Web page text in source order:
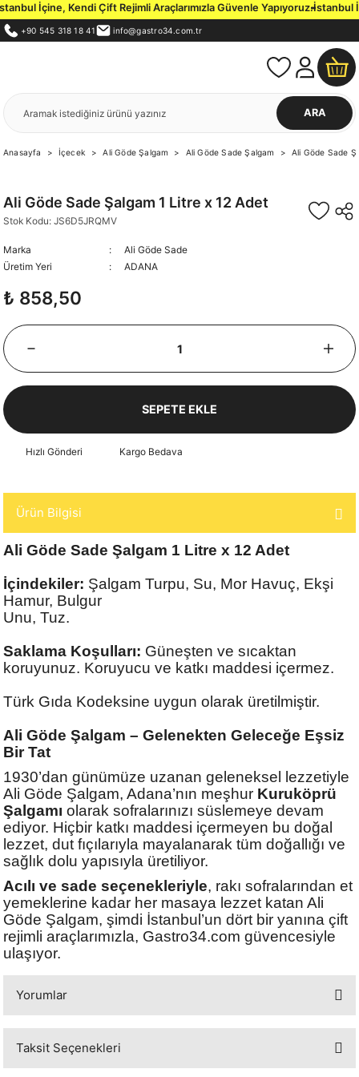
İçine, Kendi Çift Rejimli Araçlarımızla Güvenle Yapıyoruz.İstanbul İçi
+90 545 318 18 41 info@gastro34.com.tr
ARA
Anasayfa İçecek Ali Göde Şalgam Ali Göde Sade Şalgam Ali Göde Sade
Ali Göde Sade Şalgam 1 Litre x 12 Adet
Stok Kodu: JS6D5JRQMV
Marka
Ali Göde Sade
Üretim Yeri
ADANA
₺ 858,50
SEPETE EKLE
Hızlı Gönderi Kargo Bedava
Ürün Bilgisi
Ali Göde Sade Şalgam 1 Litre x 12 Adet
İçindekiler: Şalgam Turpu, Su, Mor Havuç, Ekşi
Hamur, Bulgur
Unu, Tuz.
Saklama Koşulları: Güneşten ve sıcaktan
koruyunuz. Koruyucu ve katkı maddesi içermez.
Türk Gıda Kodeksine uygun olarak üretilmiştir.
Ali Göde Şalgam – Gelenekten Geleceğe Eşsiz
Bir Tat
1930’dan günümüze uzanan geleneksel lezzetiyle
Ali Göde Şalgam, Adana’nın meşhur Kuruköprü
Şalgamı olarak sofralarınızı süslemeye devam
ediyor. Hiçbir katkı maddesi içermeyen bu doğal
lezzet, dut fıçılarıyla mayalanarak tüm doğallığı ve
sağlık dolu yapısıyla üretiliyor.
Acılı ve sade seçenekleriyle, rakı sofralarından et
yemeklerine kadar her masaya lezzet katan Ali
Göde Şalgam, şimdi İstanbul’un dört bir yanına çift
rejimli araçlarımızla, Gastro34.com güvencesiyle
ulaşıyor.
Yorumlar
Taksit Seçenekleri